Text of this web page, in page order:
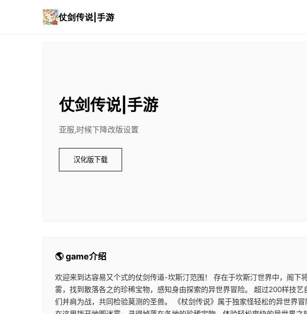
仗剑传说|手游
仗剑传说|手游
亚服,时候下降改版设置
汉化版下载
🌎 game介绍
欢迎来到达容易又个式的仗剑传道-坎斯汀范围！ 存在于坎斯汀世界中，阁
雾，找到散落各之的珍稀宝物，感知身由探索的异世界冒险。 超过200样技
们并肩为战，共同检验莫测的圣兽。 《杖剑传说》属于独家怪轻松的异世界